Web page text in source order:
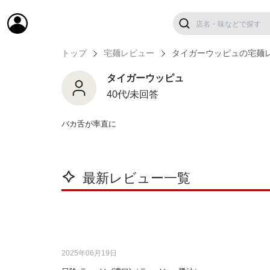
トップ 宅麺レビュー タイガーウッピュの宅麺
タイガーウッピュ
40代/未回答
バカ舌が率直に
最新レビュー一覧
2025年06月19日